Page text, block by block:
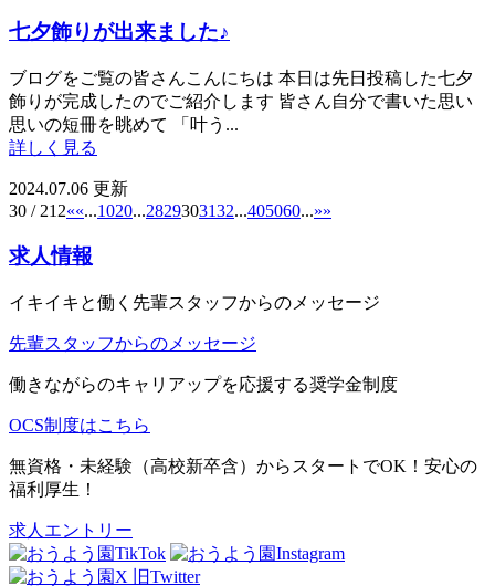
七夕飾りが出来ました♪
ブログをご覧の皆さんこんにちは 本日は先日投稿した七夕
飾りが完成したのでご紹介します 皆さん自分で書いた思い
思いの短冊を眺めて 「叶う...
詳しく見る
2024.07.06 更新
30 / 212««...1020...2829303132...405060...»»
求人情報
イキイキと働く先輩スタッフからのメッセージ
先輩スタッフからのメッセージ
働きながらのキャリアップを応援する奨学金制度
OCS制度はこちら
無資格・未経験（高校新卒含）からスタートでOK！安心の
福利厚生！
求人エントリー